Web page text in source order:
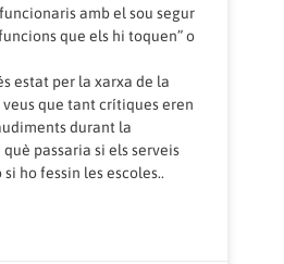
amb el sou segur
que els hi toquen” o
estat per la xarxa de la
que tant crítiques eren
durant la
passaria si els serveis
ho fessin les escoles..